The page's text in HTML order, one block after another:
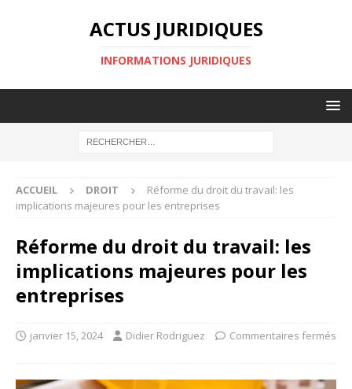
ACTUS JURIDIQUES
INFORMATIONS JURIDIQUES
ACCUEIL DROIT
Réforme du droit du travail: les
implications majeures pour les entreprises
Réforme du droit du travail: les
implications majeures pour les
entreprises
janvier 15, 2024 Didier Rodriguez Commentaires fermés